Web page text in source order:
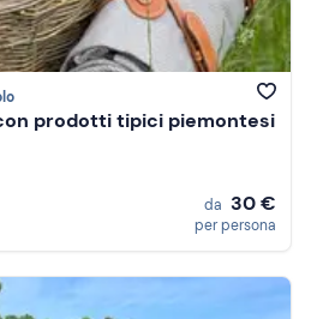
prodotti tipici piemontesi
da 30 €
per persona